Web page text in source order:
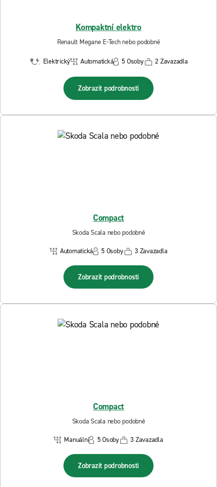
Kompaktní elektro
Renault Megane E-Tech nebo podobné
Elektrický Automatická 5 Osoby 2 Zavazadla
Zobrazit podrobnosti
Compact
Skoda Scala nebo podobné
Automatická
5 Osoby 3 Zavazadla
Zobrazit podrobnosti
Compact
Skoda Scala nebo podobné
Manuální
5 Osoby 3 Zavazadla
Zobrazit podrobnosti